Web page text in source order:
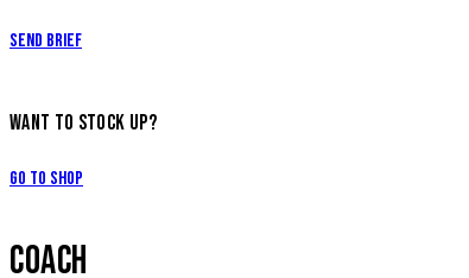
Send Brief
WANT TO STOCK UP?
Go to Shop
COACH